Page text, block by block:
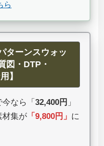
ら
ターンスウォッ
図・DTP・
】
なら「 32,400円 」
材集が 「 9,800円 」 に